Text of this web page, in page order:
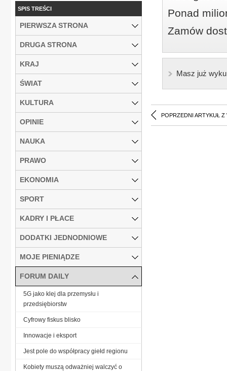
Ponad
Zamów
Masz już
POPRZEDNI ARTYKUŁ Z
SPIS TREŚCI
PIERWSZA STRONA
DRUGA STRONA
KRAJ
ŚWIAT
KULTURA
OPINIE
NAUKA
PRAWO
EKONOMIA
SPORT
KADRY I PŁACE
DODATKI JEDNODNIOWE
MOJE PIENIĄDZE
FORUM DAILY
5G jako klej dla przemysłu i
przedsiębiorstw
Cyfrowy fiskus blisko
Innowacje i eksport
Jest pole do współpracy giełd regionu
Kobiety muszą odważniej walczyć o